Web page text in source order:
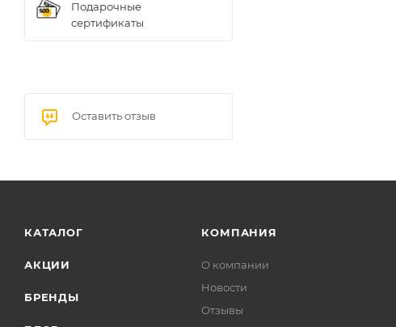
Подарочные
сертификаты
Оставить отзыв
КАТАЛОГ
АКЦИИ
БРЕНДЫ
КОМПАНИЯ
О компании
Новости
Отзывы